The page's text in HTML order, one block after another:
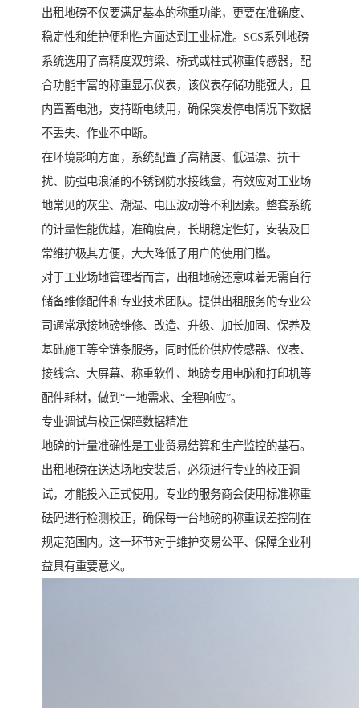
出租地磅不仅要满足基本的称重功能，更要在准确度、
稳定性和维护便利性方面达到工业标准。SCS系列地磅
系统选用了高精度双剪梁、桥式或柱式称重传感器，配
合功能丰富的称重显示仪表，该仪表存储功能强大，且
内置蓄电池，支持断电续用，确保突发停电情况下数据
不丢失、作业不中断。
在环境影响方面，系统配置了高精度、低温漂、抗干
扰、防强电浪涌的不锈钢防水接线盒，有效应对工业场
地常见的灰尘、潮湿、电压波动等不利因素。整套系统
的计量性能优越，准确度高，长期稳定性好，安装及日
常维护极其方便，大大降低了用户的使用门槛。
对于工业场地管理者而言，出租地磅还意味着无需自行
储备维修配件和专业技术团队。提供出租服务的专业公
司通常承接地磅维修、改造、升级、加长加固、保养及
基础施工等全链条服务，同时低价供应传感器、仪表、
接线盒、大屏幕、称重软件、地磅专用电脑和打印机等
配件耗材，做到“一地需求、全程响应”。
专业调试与校正保障数据精准
地磅的计量准确性是工业贸易结算和生产监控的基石。
出租地磅在送达场地安装后，必须进行专业的校正调
试，才能投入正式使用。专业的服务商会使用标准称重
砝码进行检测校正，确保每一台地磅的称重误差控制在
规定范围内。这一环节对于维护交易公平、保障企业利
益具有重要意义。